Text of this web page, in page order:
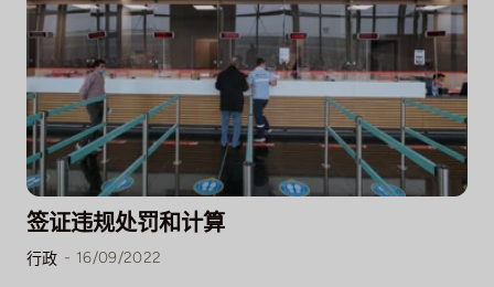
签证违规处罚和计算
行政 - 16/09/2022